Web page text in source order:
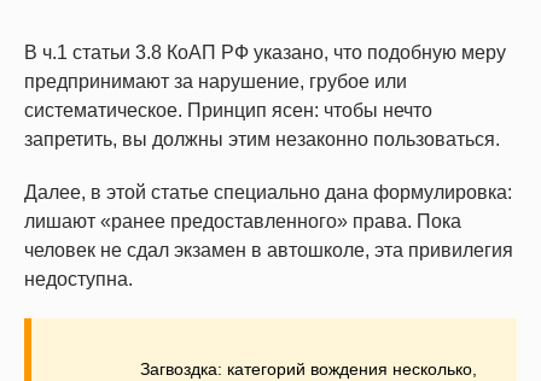
В ч.1 статьи 3.8 КоАП РФ указано, что подобную меру
предпринимают за нарушение, грубое или
систематическое. Принцип ясен: чтобы нечто
запретить, вы должны этим незаконно пользоваться.
Далее, в этой статье специально дана формулировка:
лишают «ранее предоставленного» права. Пока
человек не сдал экзамен в автошколе, эта привилегия
недоступна.
Загвоздка: категорий вождения несколько,